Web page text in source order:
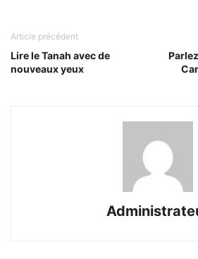
Article précédent
Lire le Tanah avec de
nouveaux yeux